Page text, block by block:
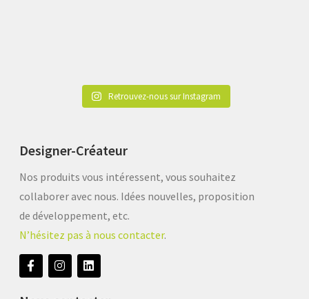
Retrouvez-nous sur Instagram
Designer-Créateur
Nos produits vous intéressent, vous souhaitez
collaborer avec nous. Idées nouvelles, proposition
de développement, etc.
N’hésitez pas à nous contacter.